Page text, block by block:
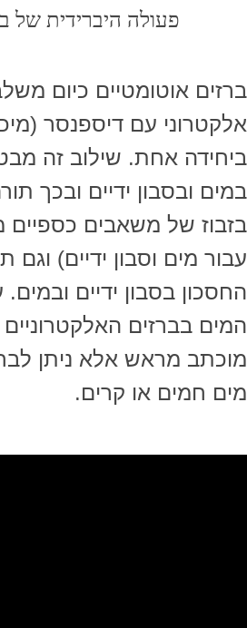
פעולה היברידית של
ברזים אוטומטיים כיום
אלקטרוני עם דיספנסר
ביחידה אחת. שילוב זה
במים ובסבון ידיים ובכך
בזבוז של משאבים כספיים
עבור מים וסבון ידיים)
החסכון בסבון ידיים
המים בברזים האלקטרוניים
מוכתב מראש אלא ניתן
מים חמים או קרים.